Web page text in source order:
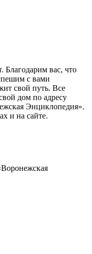
Благодарим вас, что
с вами
свой путь. Все
дом по адресу
Энциклопедия».
и на сайте.